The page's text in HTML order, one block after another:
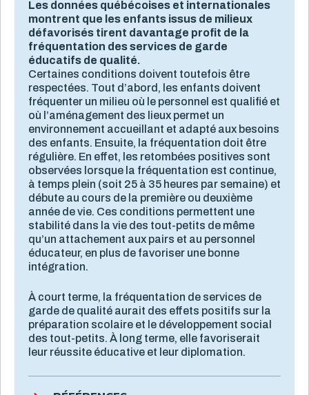
Les données québécoises et internationales
montrent que les enfants issus de milieux
défavorisés tirent davantage profit de la
fréquentation des services de garde
éducatifs de qualité.
Certaines conditions doivent toutefois être
respectées. Tout d’abord, les enfants doivent
fréquenter un milieu où le personnel est qualifié et
où l’aménagement des lieux permet un
environnement accueillant et adapté aux besoins
des enfants. Ensuite, la fréquentation doit être
régulière. En effet, les retombées positives sont
observées lorsque la fréquentation est continue,
à temps plein (soit 25 à 35 heures par semaine) et
débute au cours de la première ou deuxième
année de vie. Ces conditions permettent une
stabilité dans la vie des tout-petits de même
qu’un attachement aux pairs et au personnel
éducateur, en plus de favoriser une bonne
intégration.
À court terme, la fréquentation de services de
garde de qualité aurait des effets positifs sur la
préparation scolaire et le développement social
des tout-petits. À long terme, elle favoriserait
leur réussite éducative et leur diplomation.